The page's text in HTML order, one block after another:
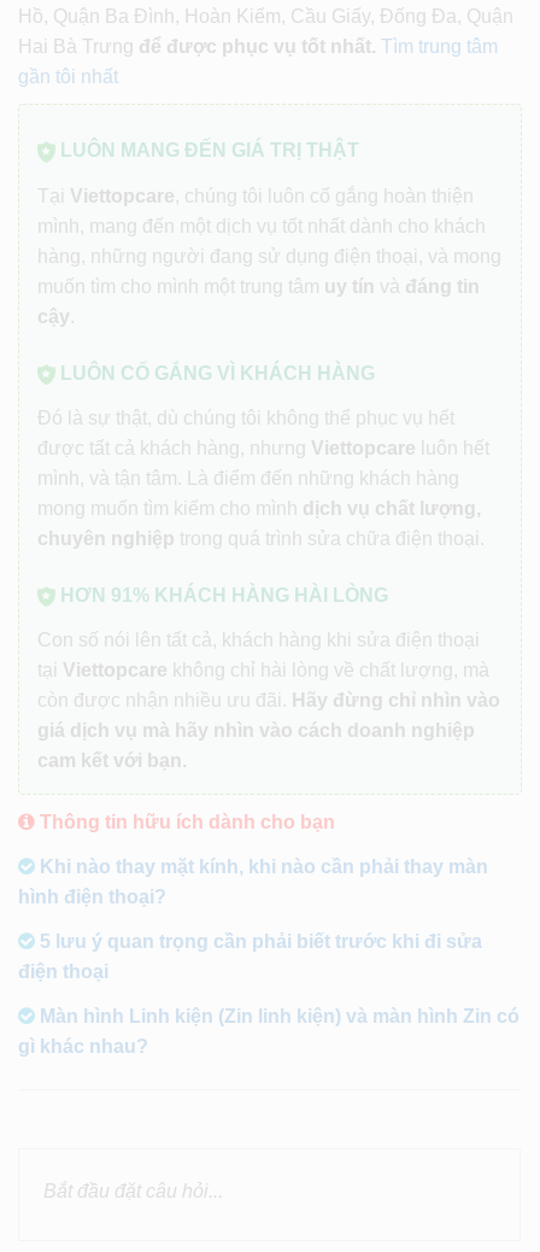
Hồ, Quận Ba Đình, Hoàn Kiếm, Cầu Giấy, Đống Đa, Quận
Hai Bà Trưng để được phục vụ tốt nhất. Tìm trung tâm
gần tôi nhất
LUÔN MANG ĐẾN GIÁ TRỊ THẬT
Tại Viettopcare, chúng tôi luôn cố gắng hoàn thiện
mình, mang đến một dịch vụ tốt nhất dành cho khách
hàng, những người đang sử dụng điện thoại, và mong
muốn tìm cho mình một trung tâm uy tín và đáng tin
cậy.
LUÔN CỐ GẮNG VÌ KHÁCH HÀNG
Đó là sự thật, dù chúng tôi không thể phục vụ hết
được tất cả khách hàng, nhưng Viettopcare luôn hết
mình, và tận tâm. Là điểm đến những khách hàng
mong muốn tìm kiếm cho mình dịch vụ chất lượng,
chuyên nghiệp trong quá trình sửa chữa điện thoại.
HƠN 91% KHÁCH HÀNG HÀI LÒNG
Con số nói lên tất cả, khách hàng khi sửa điện thoại
tại Viettopcare không chỉ hài lòng về chất lượng, mà
còn được nhận nhiều ưu đãi. Hãy đừng chỉ nhìn vào
giá dịch vụ mà hãy nhìn vào cách doanh nghiệp
cam kết với bạn.
Thông tin hữu ích dành cho bạn
Khi nào thay mặt kính, khi nào cần phải thay màn
hình điện thoại?
5 lưu ý quan trọng cần phải biết trước khi đi sửa
điện thoại
Màn hình Linh kiện (Zin linh kiện) và màn hình Zin có
gì khác nhau?